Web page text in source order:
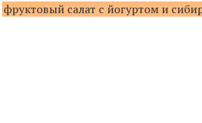
фруктовый салат с йогуртом и